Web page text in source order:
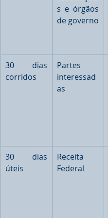
s e órgãos
de governo
30 dias
corridos
Partes
interessad
as
30 dias
úteis
Receita
Federal